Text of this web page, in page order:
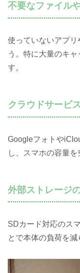
不要なファイル
使っていないアプリ
う。特に大量のキ
す。
クラウドサービ
Googleフォトや
し、スマホの容量を
外部ストレージ
SDカード対応のス
とで本体の負荷を減